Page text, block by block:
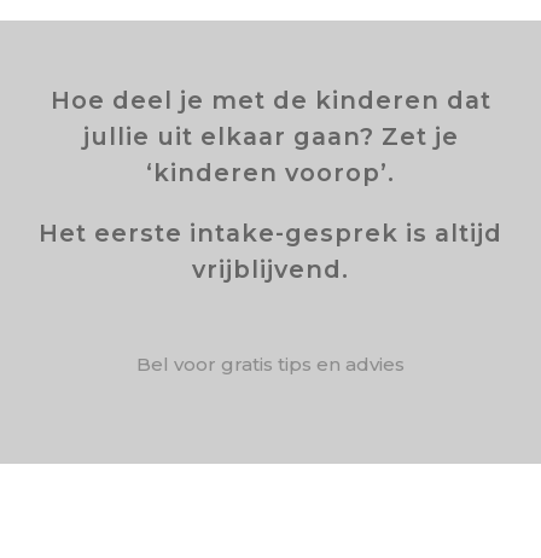
Hoe deel je met de kinderen dat
jullie uit elkaar gaan? Zet je
‘kinderen voorop’.
Het eerste intake-gesprek is altijd
vrijblijvend.
Bel voor gratis tips en advies